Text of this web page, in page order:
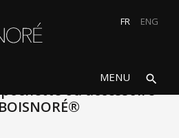
FR ENG
MENU search
ou accessoire